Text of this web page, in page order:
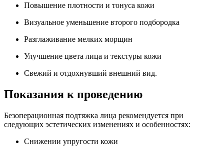
Повышение плотности и тонуса кожи
Визуальное уменьшение второго подбородка
Разглаживание мелких морщин
Улучшение цвета лица и текстуры кожи
Свежий и отдохнувший внешний вид.
Показания к проведению
Безоперационная подтяжка лица рекомендуется при
следующих эстетических изменениях и особенностях:
Снижении упругости кожи